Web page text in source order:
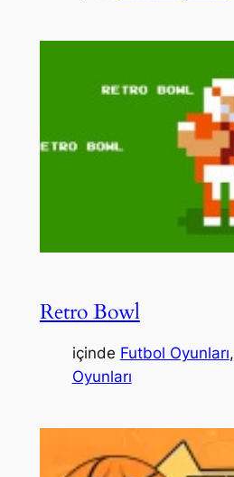
Retro Bowl
içinde Futbol Oyunları,
Oyunları